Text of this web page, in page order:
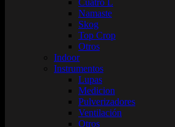
Namaste
Skog
Top Crop
Otros
Indoor
Instrumentos
Lupas
Medicion
Pulverizadores
Ventilación
Otros